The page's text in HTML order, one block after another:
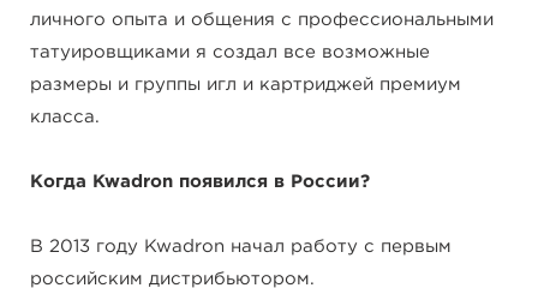
личного опыта и общения с профессиональными
татуировщиками я создал все возможные
размеры и группы игл и картриджей премиум
класса.
Когда Kwadron появился в России?
В 2013 году Kwadron начал работу с первым
российским дистрибьютором.